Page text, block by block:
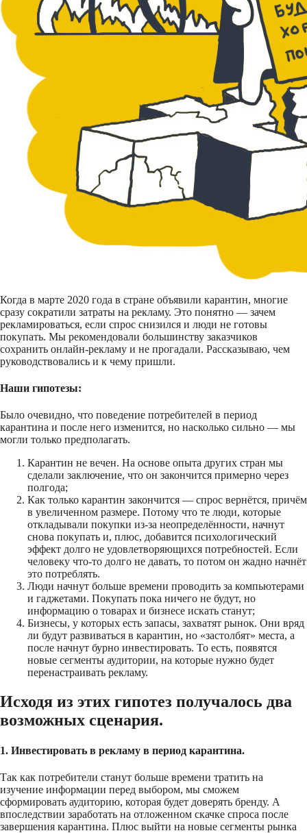
Когда в марте 2020 года в стране объявили карантин, многие
сразу сократили затраты на рекламу. Это понятно — зачем
рекламироваться, если спрос снизился и люди не готовы
покупать. Мы рекомендовали большинству заказчиков
сохранить онлайн-рекламу и не прогадали. Рассказываю, чем
руководствовались и к чему пришли.
Наши гипотезы:
Было очевидно, что поведение потребителей в период
карантина и после него изменится, но насколько сильно — мы
могли только предполагать.
Карантин не вечен. На основе опыта других стран мы
сделали заключение, что он закончится примерно через
полгода;
Как только карантин закончится — спрос вернётся, причём
в увеличенном размере. Потому что те люди, которые
откладывали покупки из-за неопределённости, начнут
снова покупать и, плюс, добавится психологический
эффект долго не удовлетворяющихся потребностей. Если
человеку что-то долго не давать, то потом он жадно начнёт
это потреблять.
Люди начнут больше времени проводить за компьютерами
и гаджетами. Покупать пока ничего не будут, но
информацию о товарах и бизнесе искать станут;
Бизнесы, у которых есть запасы, захватят рынок. Они вряд
ли будут развиваться в карантин, но «застолбят» места, а
после начнут бурно инвестировать. То есть, появятся
новые сегменты аудитории, на которые нужно будет
перенастраивать рекламу.
Исходя из этих гипотез получалось два
возможных сценария.
1. Инвестировать в рекламу в период карантина.
Так как потребители станут больше времени тратить на
изучение информации перед выбором, мы сможем
сформировать аудиторию, которая будет доверять бренду. А
впоследствии заработать на отложенном скачке спроса после
завершения карантина. Плюс выйти на новые сегменты рынка